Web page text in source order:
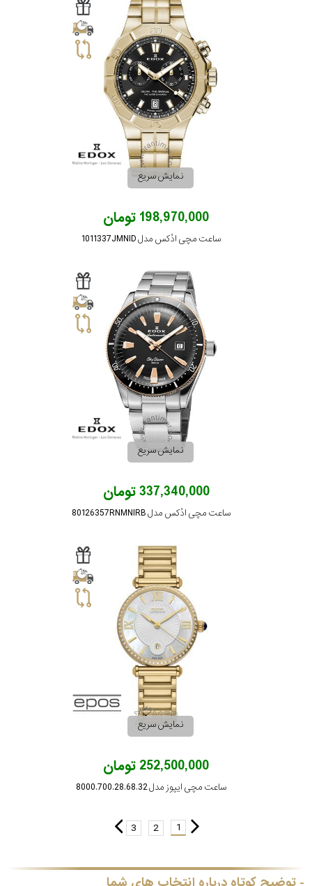
نمایش سریع
198,970,000 تومان
ساعت مچی ادُکس مدل 1011337JMNID
نمایش سریع
337,340,000 تومان
ساعت مچی ادُکس مدل 80126357RNMNIRB
نمایش سریع
252,500,000 تومان
ساعت مچی ایپوز مدل 8000.700.28.68.32
1
2
3